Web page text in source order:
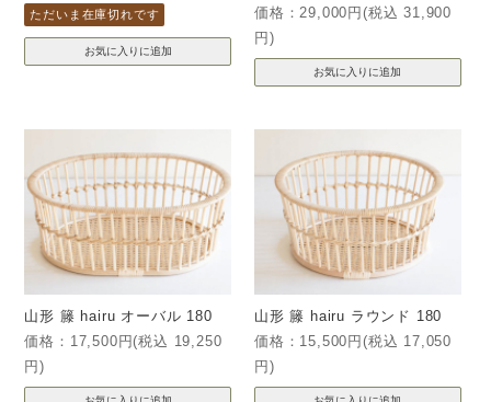
ただいま在庫切れです
価格：29,000円(税込 31,900
円)
山形 籐 hairu オーバル 180
価格：17,500円(税込 19,250
円)
山形 籐 hairu ラウンド 180
価格：15,500円(税込 17,050
円)